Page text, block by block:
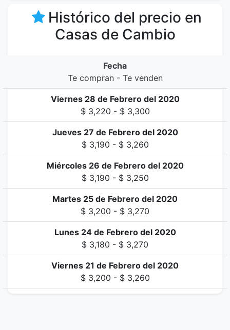
Histórico del precio en
Casas de Cambio
Fecha
Te compran - Te venden
Viernes 28 de Febrero del 2020
$ 3,220 - $ 3,300
Jueves 27 de Febrero del 2020
$ 3,190 - $ 3,260
Miércoles 26 de Febrero del 2020
$ 3,190 - $ 3,250
Martes 25 de Febrero del 2020
$ 3,200 - $ 3,270
Lunes 24 de Febrero del 2020
$ 3,180 - $ 3,270
Viernes 21 de Febrero del 2020
$ 3,200 - $ 3,260